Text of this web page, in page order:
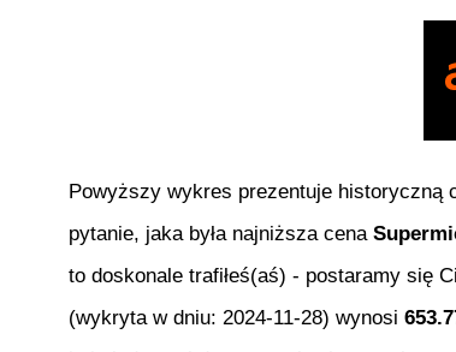
Powyższy wykres prezentuje historyczną
pytanie, jaka była najniższa cena
to doskonale trafiłeś(aś) - postaramy się
(wykryta w dniu: 2024-11-28) wynosi